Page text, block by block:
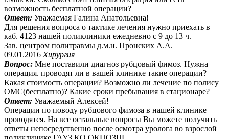
возможность бесплатной операции?
Ответ: Уважаемая Галина Анатольевна!
Для решения вопроса о тактике лечения нужно приехать в
каб. 4123 нашей поликлиники ежедневно с 9 до 13 ч.
Зав. центром политравмы д.м.н. Пронских А.А.
09.01.2016 Хирургия
Вопрос: Мне поставили диагноз рубцовый фимоз. Нужна
операция. проводят ли в вашей клинике такие операции?
Какая стоимость операции? Возможно ли лечение по полису
ОМС(бесплатно)? Какие сроки пребывания в стационаре?
Ответ: Уважаемый Алексей!
Операции по поводу рубцового фимоза в нашей клинике
проводятся. На все остальные вопросы Вы можете получить
ответы непосредственно после осмотра уролога во взрослой